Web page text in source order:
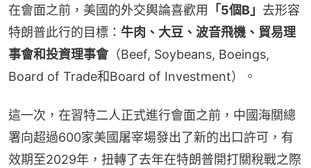
在會面之前，美國的外交輿論喜歡用 「5個B」 去形容
特朗普此行的目標： 牛肉、大豆、波音飛機、貿易理
事會和投資理事會（Beef, Soybeans, Boeings,
Board of Trade和Board of Investment）。
這一次，在習特二人正式進行會面之前，中國海關總
署向超過600家美國屠宰場發出了新的出口許可，有
效期至2029年，扭轉了去年在特朗普開打關稅戰之際